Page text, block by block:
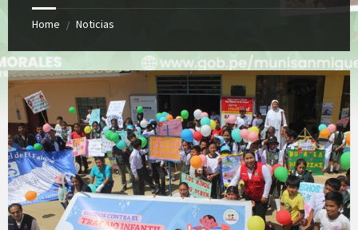
Home / Noticias